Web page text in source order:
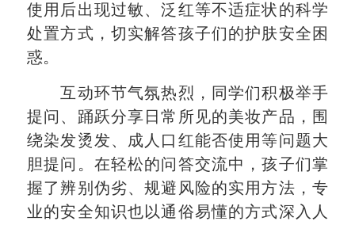
使用后出现过敏、泛红等不适症状的科学
处置方式，切实解答孩子们的护肤安全困
惑。
互动环节气氛热烈，同学们积极举手
提问、踊跃分享日常所见的美妆产品，围
绕染发烫发、成人口红能否使用等问题大
胆提问。在轻松的问答交流中，孩子们掌
握了辨别伪劣、规避风险的实用方法，专
业的安全知识也以通俗易懂的方式深入人